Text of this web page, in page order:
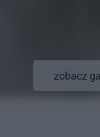
zobacz